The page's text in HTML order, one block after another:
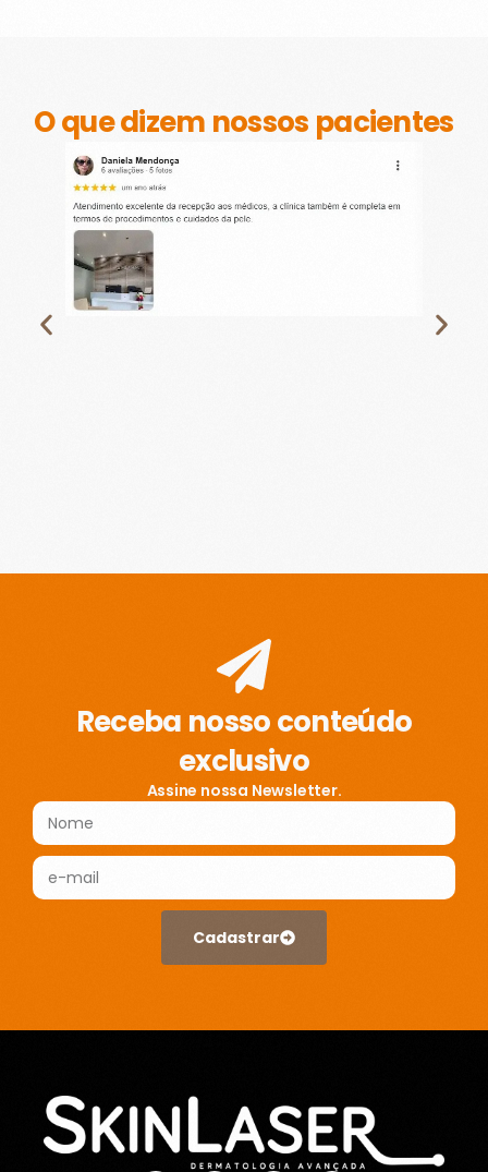
O que dizem nossos pacientes
Receba nosso conteúdo
exclusivo
Assine nossa Newsletter.
Cadastrar